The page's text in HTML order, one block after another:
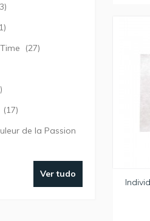
(27)
(17)
de la Passion
Ver tudo